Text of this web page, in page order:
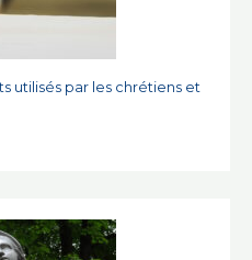
utilisés par les chrétiens et